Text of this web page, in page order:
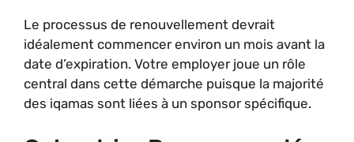
Le processus de renouvellement devrait
idéalement commencer environ un mois avant la
date d’expiration. Votre employer joue un rôle
central dans cette démarche puisque la majorité
des iqamas sont liées à un sponsor spécifique.